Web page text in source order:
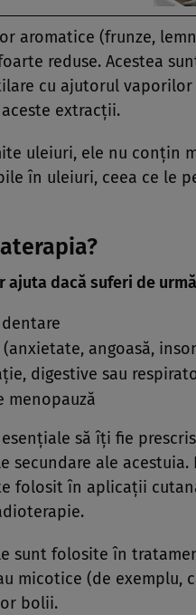
aromatice (frunze,
reduse. Acestea
cu ajutorul
extracţii.
uleiuri, ele nu conţin
în uleiuri, ceea ce le
ajuta dacă suferi de
angoasă,
digestive sau
menopauză
să îţi fie
secundare ale
folosit în aplicaţii
sunt folosite în
micotice (de exemplu,
bolii.